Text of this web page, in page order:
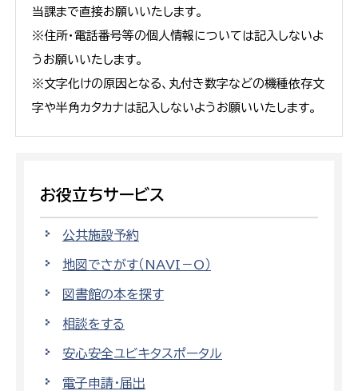
当課まで直接お願いいたします。
※住所・電話番号等の個人情報については記入しないよ
うお願いいたします。
※文字化けの原因となる、丸付き数字などの機種依存文
字や半角カタカナは記入しないようお願いいたします。
お役立ちサービス
公共施設予約
地図でさがす（NAVI－O）
図書館の本を探す
相談をする
安心安全ユビキタスポータル
電子申請・届出